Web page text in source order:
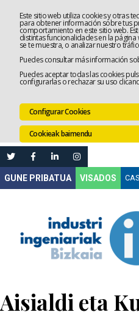
Este sitio web utiliza cookies y otras
para obtener información sobre tus
comportamiento en este sitio web.
distintas funcionalidades en la
se te muestra, o analizar nuestro
Puedes consultar más información
Puedes aceptar todas las cookies
configurarlas o rechazar su uso
Configurar Cookies
Cookieak baimendu
VISADOS
Aisialdi eta